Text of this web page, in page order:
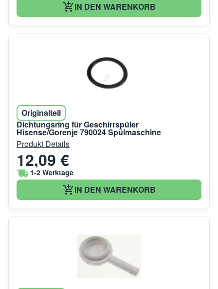
IN DEN WARENKORB
Originalteil
Dichtungsring für Geschirrspüler
Hisense/Gorenje 790024 Spülmaschine
Produkt Details
12,09 €
1-2 Werktage
IN DEN WARENKORB